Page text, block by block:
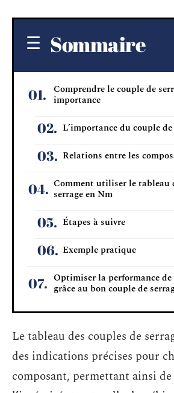
Sommaire
Comprendre le couple de
importance
L’importance du couple
Relations entre les
Comment utiliser le tableau
serrage en Nm
Étapes à suivre
Exemple pratique
Optimiser la performance
grâce au bon couple de
Le tableau des couples de
des indications précises pour
composant, permettant ainsi